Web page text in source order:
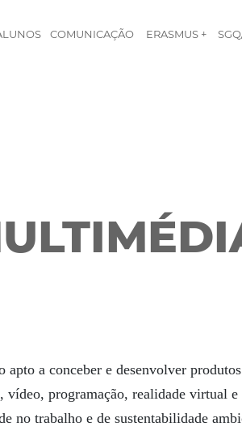
COMUNICAÇÃO ERASMUS +
a conceber e desenvolver produtos
programação, realidade virtual e
no trabalho e de sustentabilidade